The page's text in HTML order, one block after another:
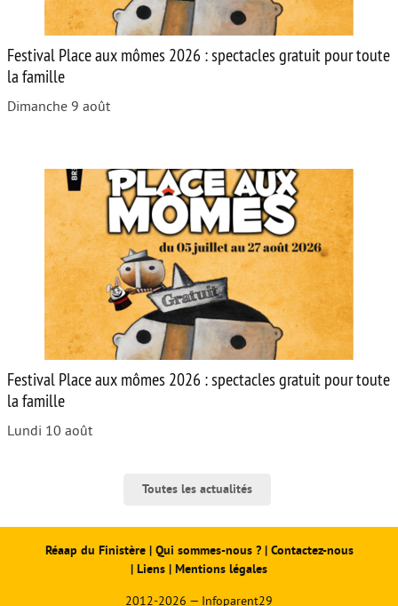
Festival Place aux mômes 2026 : spectacles gratuit pour toute
la famille
Dimanche 9 août
Festival Place aux mômes 2026 : spectacles gratuit pour toute
la famille
Lundi 10 août
Toutes les actualités
Réaap du Finistère| Qui sommes-nous ? | Contactez-nous
| Liens | Mentions légales
2012-2026 — Infoparent29